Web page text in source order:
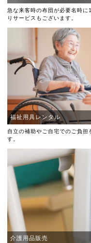
急な来客時の布団が必要名時に
りサービスもございます。
福祉用具レンタル
自立の補助やご自宅でのご負担
す。
介護用品販売